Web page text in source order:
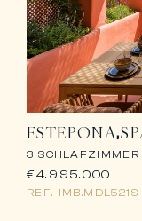
ESTEPONA
3 SCHLAFZIMMER
REF. IMB.MDL521S
€4.995.000